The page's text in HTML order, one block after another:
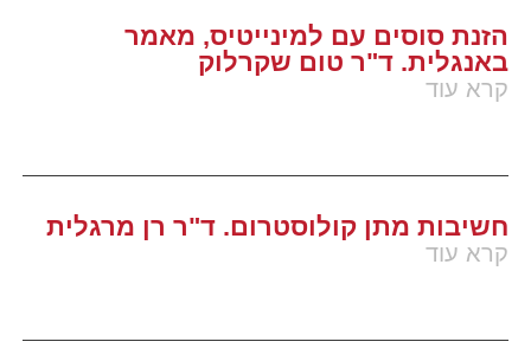
הזנת סוסים עם למינייטיס, מאמר
באנגלית. ד"ר טום שקרלוק
קרא עוד
חשיבות מתן קולוסטרום. ד"ר רן מרגלית
קרא עוד